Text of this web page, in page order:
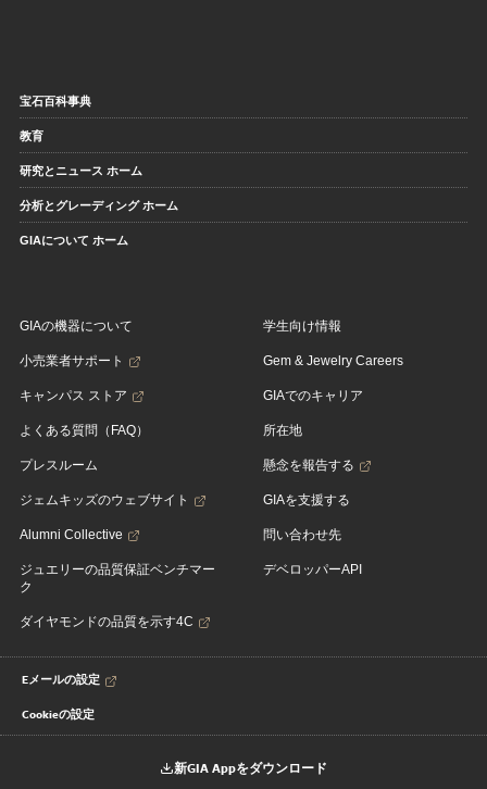
宝石百科事典
教育
研究とニュース ホーム
分析とグレーディング ホーム
GIAについて ホーム
GIAの機器について
小売業者サポート
キャンパス ストア
よくある質問（FAQ）
プレスルーム
ジェムキッズのウェブサイト
Alumni Collective
ジュエリーの品質保証ベンチマー
ク
ダイヤモンドの品質を示す4C
学生向け情報
Gem & Jewelry Careers
GIAでのキャリア
所在地
懸念を報告する
GIAを支援する
問い合わせ先
デベロッパーAPI
Eメールの設定
Cookieの設定
新GIA Appをダウンロード